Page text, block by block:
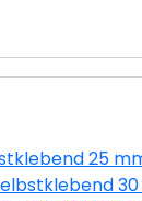
25
30